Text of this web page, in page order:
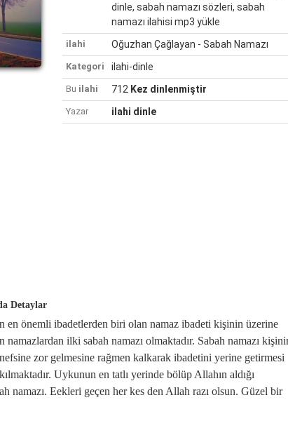
dinle, sabah namazı sözleri, sabah
namazı ilahisi mp3 yükle
ilahi Oğuzhan Çağlayan - Sabah Namazı
Kategori ilahi-dinle
Bu ilahi 712 Kez dinlenmiştir
Yazar ilahi dinle
Detaylar
önemli ibadetlerden biri olan namaz ibadeti kişinin üzerine
ilki sabah namazı olmaktadır. Sabah namazı
zor gelmesine rağmen kalkarak ibadetini yerine getirmesi
Uykunun en tatlı yerinde bölüp Allahın aldığı
namazı. Eekleri geçen her kes den Allah razı olsun. Güzel bir